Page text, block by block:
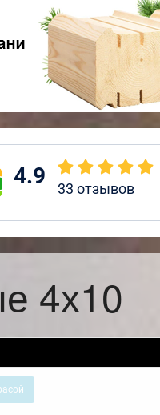
4.9 33 отзывов
4х10